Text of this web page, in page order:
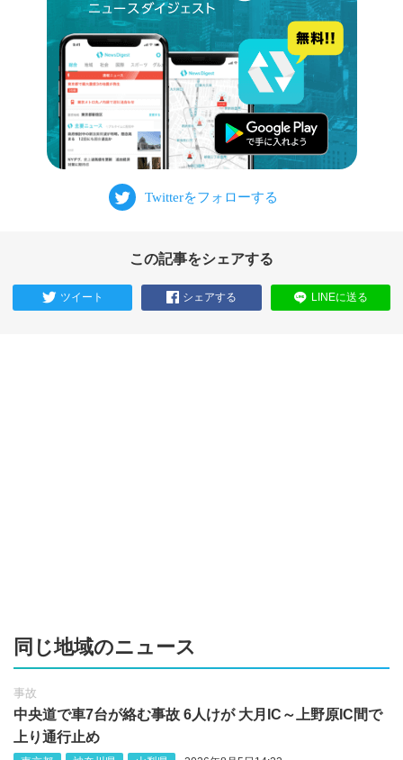
この記事をシェアする
ツイート シェアする LINEに送る
同じ地域のニュース
事故
中央道で車7台が絡む事故 6人けが 大月IC～上野原IC間で
上り通行止め